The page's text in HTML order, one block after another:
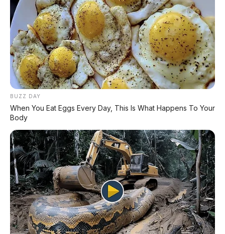
Posting Komentar
BUZZ DAY
When You Eat Eggs Every Day, This Is What Happens To Your
Body